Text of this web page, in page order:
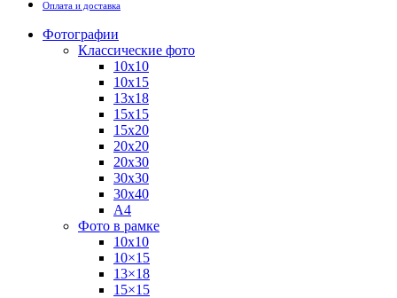
Оплата и доставка
Фотографии
Классические фото
10х10
10х15
13х18
15х15
15х20
20х20
20х30
30х30
30х40
А4
Фото в рамке
10х10
10×15
13×18
15×15